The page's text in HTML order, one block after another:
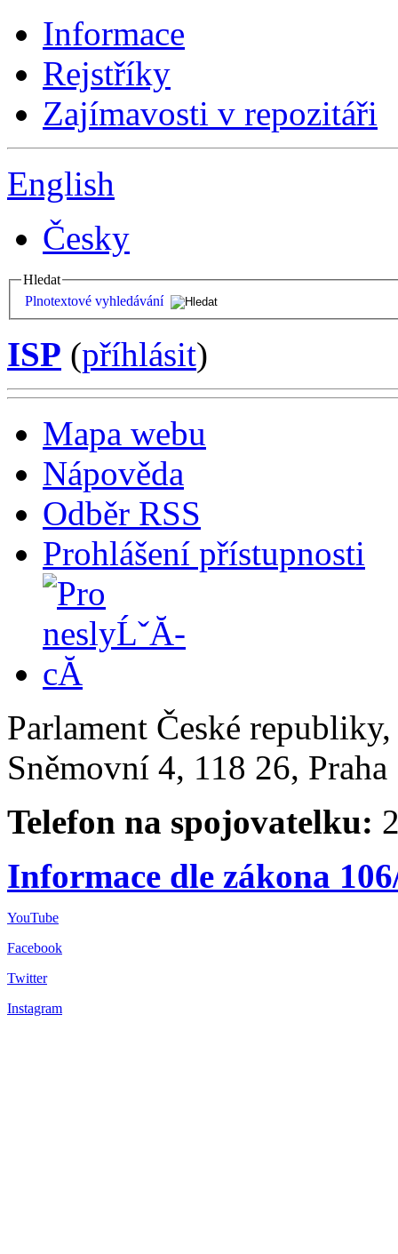
Informace
Rejstříky
Zajímavosti v repozitáři
English
Česky
Hledat
Plnotextové vyhledávání
ISP (příhlásit)
Mapa webu
Nápověda
Odběr RSS
Prohlášení přístupnosti
Parlament České
Sněmovní 4, 118 26,
Telefon na spojovatelku:
Informace dle zákona
YouTube
Facebook
Twitter
Instagram